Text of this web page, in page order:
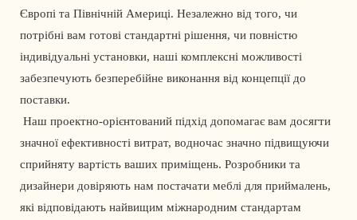
Європі та Північній Америці. Незалежно від того, чи
потрібні вам готові стандартні рішення, чи повністю
індивідуальні установки, наші комплексні можливості
забезпечують безперебійне виконання від концепції до
поставки.
значної ефективності витрат, водночас значно підвищуючи
сприйняту вартість ваших приміщень. Розробники та
дизайнери довіряють нам постачати меблі для приймалень,
які відповідають найвищим міжнародним стандартам